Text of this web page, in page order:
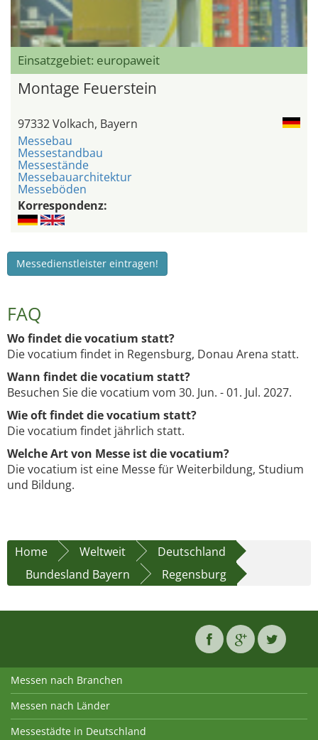
Einsatzgebiet: europaweit
Montage Feuerstein
97332 Volkach, Bayern
Messebau
Messestandbau
Messestände
Messebauarchitektur
Messeböden
Korrespondenz:
Messedienstleister eintragen!
FAQ
Wo findet die vocatium statt?
Die vocatium findet in Regensburg, Donau Arena statt.
Wann findet die vocatium statt?
Besuchen Sie die vocatium vom 30. Jun. - 01. Jul. 2027.
Wie oft findet die vocatium statt?
Die vocatium findet jährlich statt.
Welche Art von Messe ist die vocatium?
Die vocatium ist eine Messe für Weiterbildung, Studium
und Bildung.
Home Weltweit
Deutschland
Bundesland Bayern
Regensburg
Messen nach Branchen
Messen nach Länder
Messestädte in Deutschland